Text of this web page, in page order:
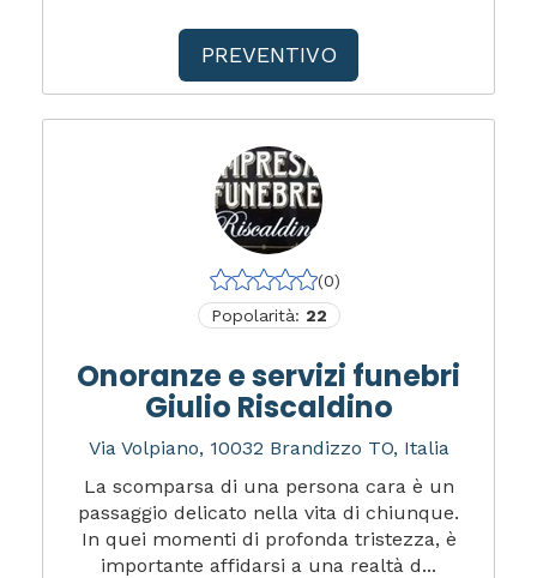
PREVENTIVO
(0)
Popolarità: 22
Onoranze e servizi funebri
Giulio Riscaldino
Via Volpiano, 10032 Brandizzo TO, Italia
La scomparsa di una persona cara è un
passaggio delicato nella vita di chiunque.
In quei momenti di profonda tristezza, è
importante affidarsi a una realtà d...